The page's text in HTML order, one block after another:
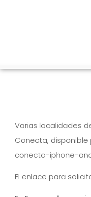
Varias localidades
Conecta,
conecta-iphone-
El enlace para